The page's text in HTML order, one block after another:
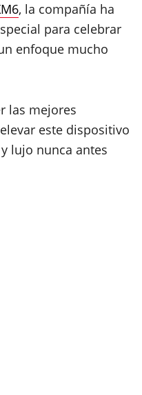
, la compañía ha
para celebrar
enfoque mucho
las mejores
este dispositivo
lujo nunca antes